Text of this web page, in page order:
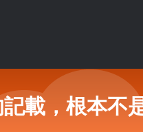
載，根本不